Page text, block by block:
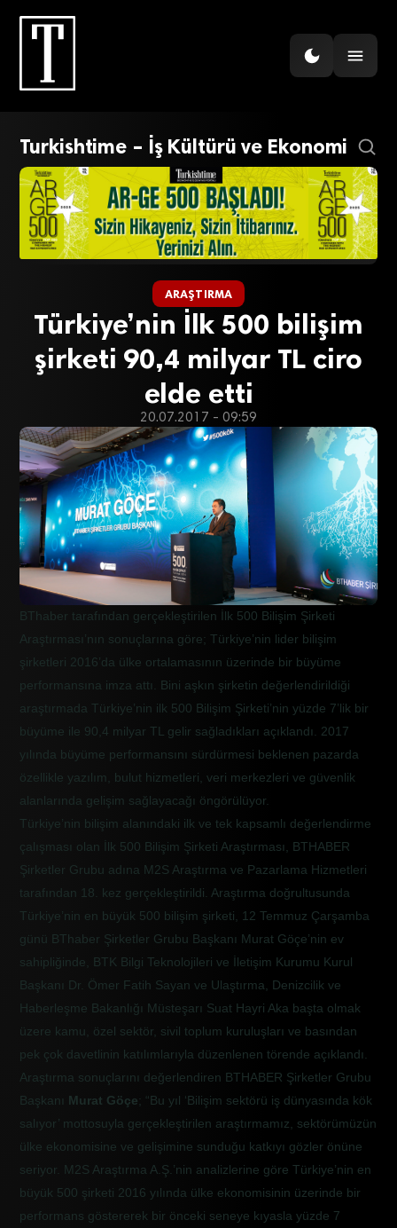
Turkishtime – İş Kültürü ve Ekonomi
ARAŞTIRMA
Türkiye’nin İlk 500 bilişim
şirketi 90,4 milyar TL ciro
elde etti
20.07.2017 - 09:59
BThaber tarafından gerçekleştirilen İlk 500 Bilişim Şirketi
Araştırması’nın sonuçlarına göre; Türkiye’nin lider bilişim
şirketleri 2016’da ülke ortalamasının üzerinde bir büyüme
performansına imza attı. Bini aşkın şirketin değerlendirildiği
araştırmada Türkiye’nin ilk 500 Bilişim Şirketi’nin yüzde 7’lik bir
büyüme ile 90,4 milyar TL gelir sağladıkları açıklandı. 2017
yılında büyüme performansını sürdürmesi beklenen pazarda
özellikle yazılım, bulut hizmetleri, veri merkezleri ve güvenlik
alanlarında gelişim sağlayacağı öngörülüyor.
Türkiye’nin bilişim alanındaki ilk ve tek kapsamlı değerlendirme
çalışması olan İlk 500 Bilişim Şirketi Araştırması, BTHABER
Şirketler Grubu adına M2S Araştırma ve Pazarlama Hizmetleri
tarafından 18. kez gerçekleştirildi. Araştırma doğrultusunda
Türkiye’nin en büyük 500 bilişim şirketi, 12 Temmuz Çarşamba
günü BThaber Şirketler Grubu Başkanı Murat Göçe’nin ev
sahipliğinde, BTK Bilgi Teknolojileri ve İletişim Kurumu Kurul
Başkanı Dr. Ömer Fatih Sayan ve Ulaştırma, Denizcilik ve
Haberleşme Bakanlığı Müsteşarı Suat Hayri Aka başta olmak
üzere kamu, özel sektör, sivil toplum kuruluşları ve basından
pek çok davetlinin katılımlarıyla düzenlenen törende açıklandı.
Araştırma sonuçlarını değerlendiren BTHABER Şirketler Grubu
Başkanı
Murat Göçe; “Bu yıl ‘Bilişim sektörü iş dünyasında kök
salıyor’ mottosuyla gerçekleştirilen araştırmamız, sektörümüzün
ülke ekonomisine ve gelişimine sunduğu katkıyı gözler önüne
seriyor. M2S Araştırma A.Ş.’nin analizlerine göre Türkiye’nin en
büyük 500 şirketi 2016 yılında ülke ekonomisinin üzerinde bir
performans göstererek bir önceki seneye kıyasla yüzde 7